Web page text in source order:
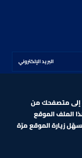
إلى متصفحك من
الملف الموقع
زيارة الموقع مرّة